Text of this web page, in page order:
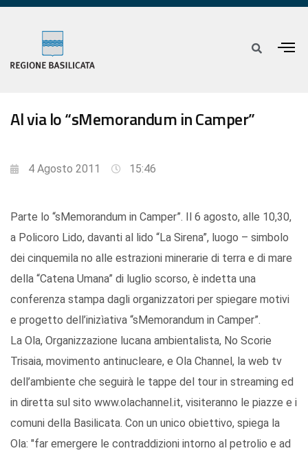
Al via lo “sMemorandum in Camper”
4 Agosto 2011 15:46
Parte lo “sMemorandum in Camper”. Il 6 agosto, alle 10,30,
a Policoro Lido, davanti al lido “La Sirena”, luogo – simbolo
dei cinquemila no alle estrazioni minerarie di terra e di mare
della “Catena Umana” di luglio scorso, è indetta una
conferenza stampa dagli organizzatori per spiegare motivi
e progetto dell’inizìativa “sMemorandum in Camper”.
La Ola, Organizzazione lucana ambientalista, No Scorie
Trisaia, movimento antinucleare, e Ola Channel, la web tv
dell’ambiente che seguirà le tappe del tour in streaming ed
in diretta sul sito www.olachannel.it, visiteranno le piazze e i
comuni della Basilicata. Con un unico obiettivo, spiega la
Ola: "far emergere le contraddizioni intorno al petrolio e ad